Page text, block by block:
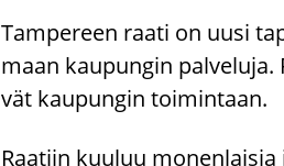
Tam­pe­reen raati on uusi
maan kau­pun­gin
vät kau­pun­gin toi­min­taan.
Raa­tiin kuu­luu